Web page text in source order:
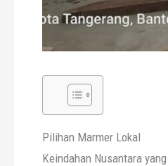
Pilihan Marmer Lokal
Keindahan Nusantara